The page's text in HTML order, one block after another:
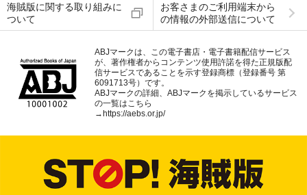
海賊版に関する取り組みに
ついて
お客さまのご利用端末から
の情報の外部送信について
ABJマークは、この電子書店・電子書籍配信サービス
が、著作権者からコンテンツ使用許諾を得た正規版配
信サービスであることを示す登録商標（登録番号 第
6091713号）です。
ABJマークの詳細、ABJマークを掲示しているサービス
の一覧はこちら
→https://aebs.or.jp/